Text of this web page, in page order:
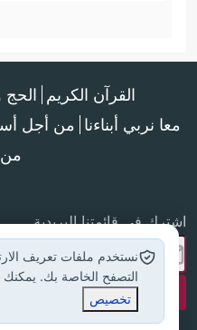
القرآن الكريم الحج
معا نربي أبناءنا من أجل
اشترك في قائمتنا البريدية
نستخدم ملفات تعريف
التصفح الخاصة بك.
تخصيص